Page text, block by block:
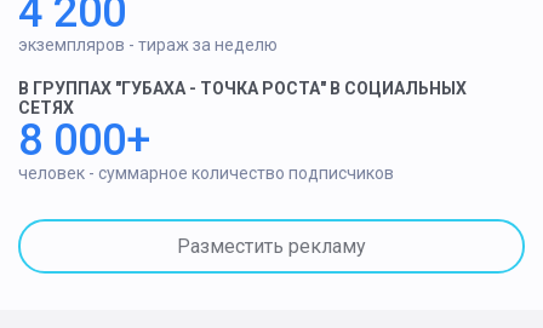
4 200
экземпляров - тираж за неделю
В ГРУППАХ "ГУБАХА - ТОЧКА РОСТА" В СОЦИАЛЬНЫХ
СЕТЯХ
8 000+
человек - суммарное количество подписчиков
Разместить рекламу